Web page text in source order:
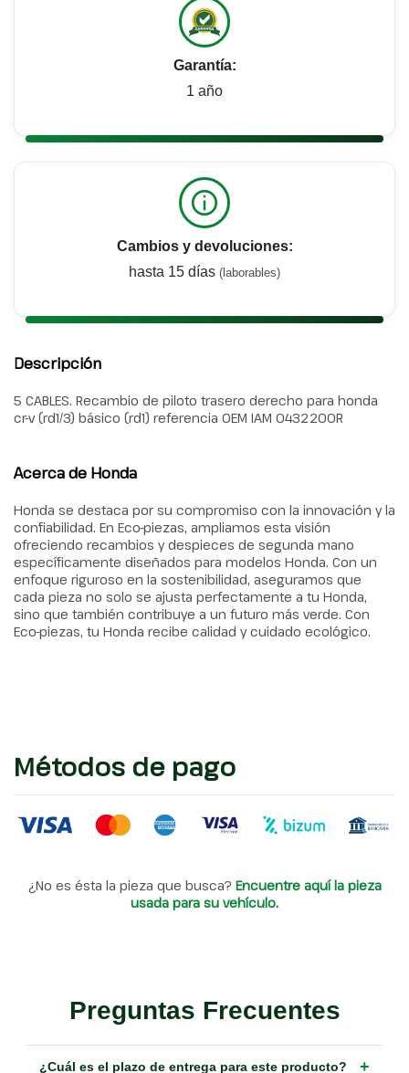
Garantía:
1 año
Cambios y devoluciones:
hasta 15 días (laborables)
Descripción
5 CABLES. Recambio de piloto trasero derecho para honda
cr-v (rd1/3) básico (rd1) referencia OEM IAM 0432200R
Acerca de Honda
Honda se destaca por su compromiso con la innovación y la
confiabilidad. En Eco-piezas, ampliamos esta visión
ofreciendo recambios y despieces de segunda mano
específicamente diseñados para modelos Honda. Con un
enfoque riguroso en la sostenibilidad, aseguramos que
cada pieza no solo se ajusta perfectamente a tu Honda,
sino que también contribuye a un futuro más verde. Con
Eco-piezas, tu Honda recibe calidad y cuidado ecológico.
Métodos de pago
¿No es ésta la pieza que busca? Encuentre aquí la pieza
usada para su vehículo.
Preguntas Frecuentes
¿Cuál es el plazo de entrega para este producto? +